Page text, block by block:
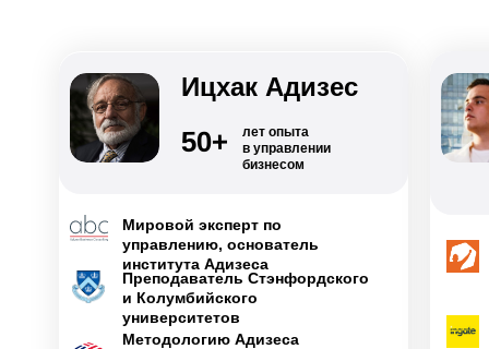
Ицхак Адизес
Преподаватель Стэнфордского
и Колумбийского
университетов
лет опыта
в управлении
бизнесом
50+
Мировой эксперт по
управлению, основатель
института Адизеса
Методологию Адизеса